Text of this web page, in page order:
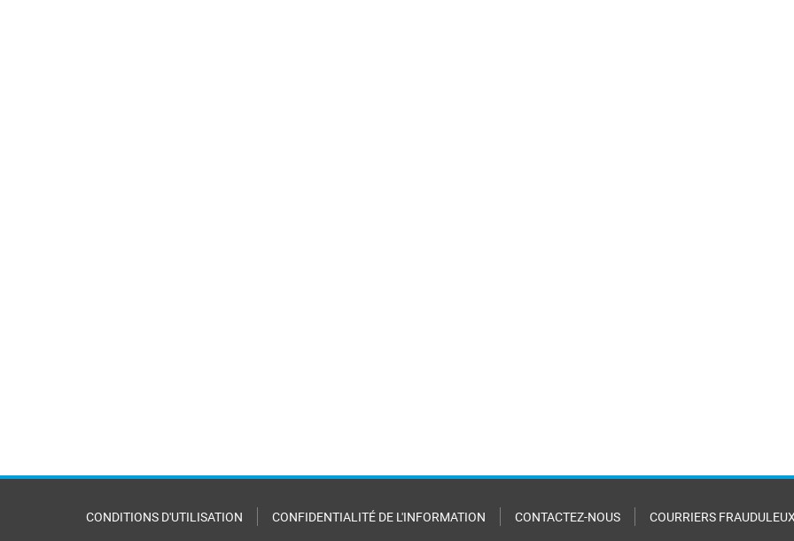
CONDITIONS D'UTILISATION CONFIDENTIALITÉ DE L'INFORMATION CONTACTEZ-NOUS COURRIERS